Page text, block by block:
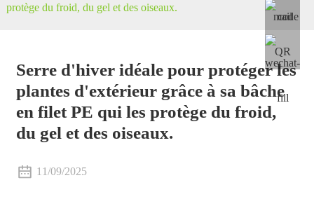
protège du froid, du gel et des oiseaux.
Serre d'hiver idéale pour protéger les
plantes d'extérieur grâce à sa bâche
en filet PE qui les protège du froid,
du gel et des oiseaux.
11/09/2025